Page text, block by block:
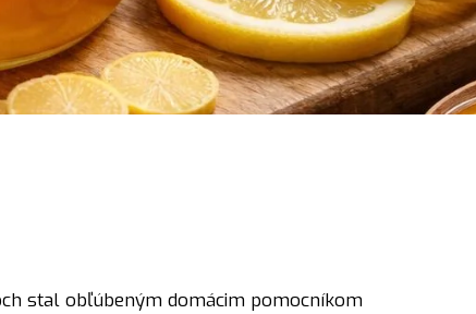
stal obľúbeným domácim pomocníkom